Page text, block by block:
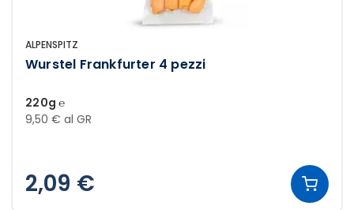
ALPENSPITZ
Wurstel Frankfurter 4 pezzi
220g ℮
9,50 € al GR
2,09 €